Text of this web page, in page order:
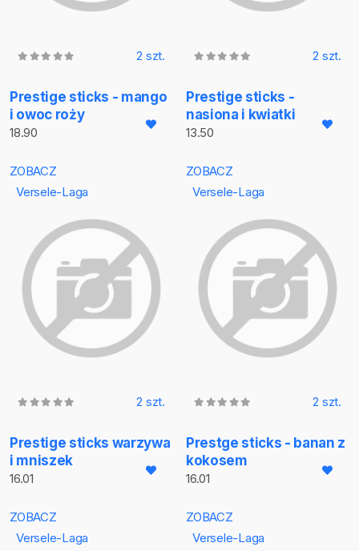
2 szt.
Prestige sticks - mango
i owoc roży
18.90
2 szt.
Prestige sticks -
nasiona i kwiatki
13.50
ZOBACZ
Versele-Laga
2 szt.
Prestige sticks warzywa
i mniszek
16.01
ZOBACZ
Versele-Laga
2 szt.
Prestge sticks - banan z
kokosem
16.01
ZOBACZ
Versele-Laga
ZOBACZ
Versele-Laga